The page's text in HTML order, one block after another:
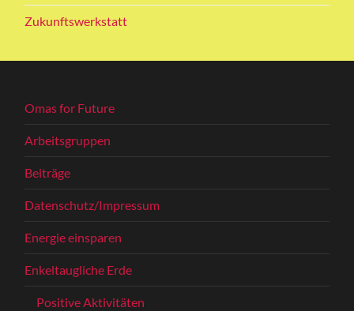
Zukunftswerkstatt
Omas for Future
Arbeitsgruppen
Beiträge
Datenschutz/Impressum
Energie einsparen
Enkeltaugliche Erde
Positive Aktivitäten